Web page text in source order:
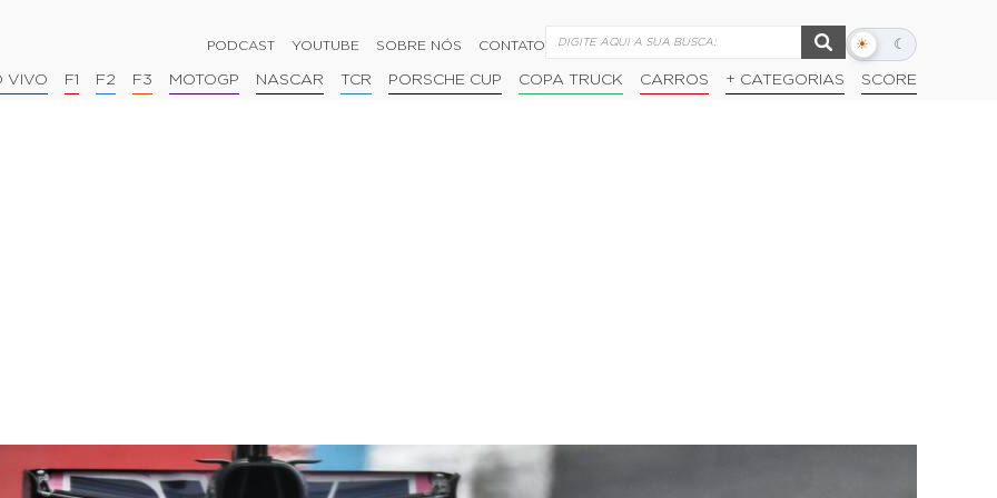
PODCAST YOUTUBE SOBRE NÓS CONTATO ☀ ☾
Alternar
escuro
VIVO F1 F2 F3 MOTOGP NASCAR TCR PORSCHE CUP COPA TRUCK CARROS + CATEGORIAS SCORE